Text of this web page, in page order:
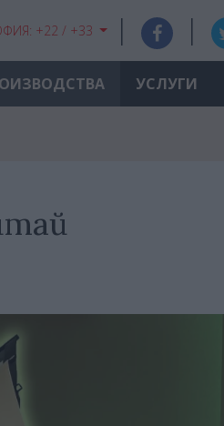
+22 / +33
УСЛУГИ